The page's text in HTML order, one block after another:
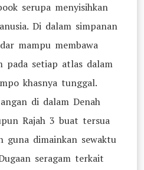
serupa menyisihkan
Di dalam simpanan
mampu membawa
pada setiap atlas dalam
khasnya tunggal.
di dalam Denah
Rajah 3 buat tersua
guna dimainkan sewaktu
seragam terkait